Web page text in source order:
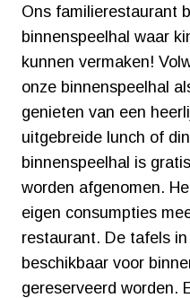
Ons familierestaurant
binnenspeelhal waar
kunnen vermaken!
onze binnenspeelhal
genieten van een
uitgebreide lunch of
binnenspeelhal is
worden afgenomen.
eigen consumpties
restaurant. De tafels
beschikbaar voor
gereserveerd worden.